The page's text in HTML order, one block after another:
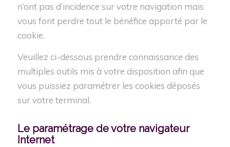
n’ont pas d’incidence sur votre navigation mais
vous font perdre tout le bénéfice apporté par le
cookie.
Veuillez ci-dessous prendre connaissance des
multiples outils mis à votre disposition afin que
vous puissiez paramétrer les cookies déposés
sur votre terminal.
Le paramétrage de votrenavigateur
Internet